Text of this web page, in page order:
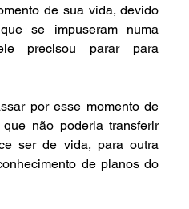
de sua vida, devido
se impuseram numa
precisou parar para
por esse momento de
não poderia transferir
ser de vida, para outra
de planos do